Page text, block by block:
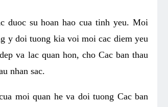
duoc su hoan hao cua tinh yeu. Moi
y doi tuong kia voi moi cac diem yeu
va lac quan hon, cho Cac ban thau
nhan sac.
moi quan he va doi tuong Cac ban